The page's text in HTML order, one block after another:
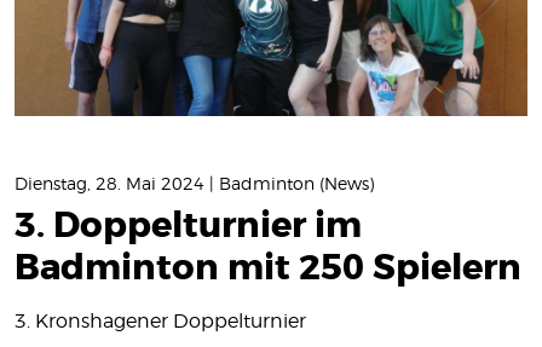
Termine
News
SPORTSTÄTTEN
MITGLIEDSCHAFT
SHOP
Dienstag, 28. Mai 2024 | Badminton (News)
3. Doppelturnier im
Badminton mit 250 Spielern
3. Kronshagener Doppelturnier